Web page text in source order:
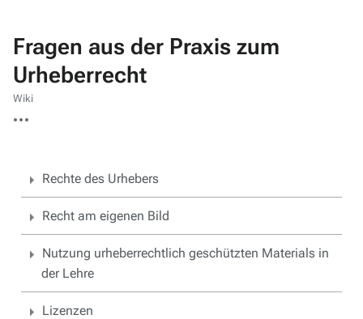
Fragen aus der Praxis zum
Urheberrecht
Wiki
Aktionen
Rechte des Urhebers
Recht am eigenen Bild
Nutzung urheberrechtlich geschützten Materials in
der Lehre
Lizenzen